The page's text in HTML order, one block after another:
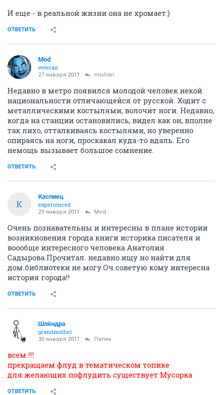
И еще - в реальной жизни она не хромает:)
ОТВЕТИТЬ
Mod
veteran
27 января 2011 mishari
Недавно в метро появился молодой человек некой
национальности отличающейся от русской. Ходит с
металлическими костылями, волочит ноги. Недавно,
когда на станции остановились, видел как он, вполне
так лихо, отталкиваясь костылями, но уверенно
опираясь на ноги, проскакал куда-то вдаль. Его
немощь вызывает большое сомнение.
ОТВЕТИТЬ
К
Каспиец
experienced
29 января 2011 Mod
Очень познавательны и интересны в плане истории
возникновения города книги историка писателя и
воообще интересного человека Анатолия
Садырова.Прочитал. недавно.ищу но найти для
дом.библиотеки не могу.Оч.советую кому интересна
история города!!
ОТВЕТИТЬ
Шлёндра
grandmother
30 января 2011 Папик
всем !!!
прекращаем флуд в тематическом топике
для желающих пофлудить существует Мусорка
ОТВЕТИТЬ